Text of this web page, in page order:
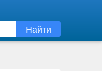
Найти